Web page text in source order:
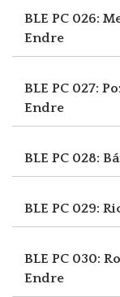
BLE PC 026:
Endre
BLE PC 027:
Endre
BLE PC 028:
BLE PC 029:
BLE PC 030:
Endre